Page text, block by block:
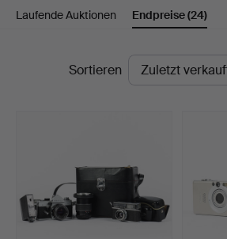
Hammarö
Laufende Auktionen Endpreise(24)
EndpreiseSortieren